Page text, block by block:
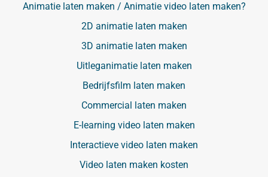
Animatie laten maken / Animatie video laten maken?
2D animatie laten maken
3D animatie laten maken
Uitleganimatie laten maken
Bedrijfsfilm laten maken
Commercial laten maken
E-learning video laten maken
Interactieve video laten maken
Video laten maken kosten